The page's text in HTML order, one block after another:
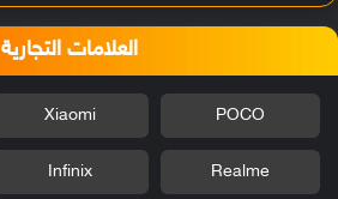
العلامات التجارية
POCO
Xiaomi
Realme
Infinix